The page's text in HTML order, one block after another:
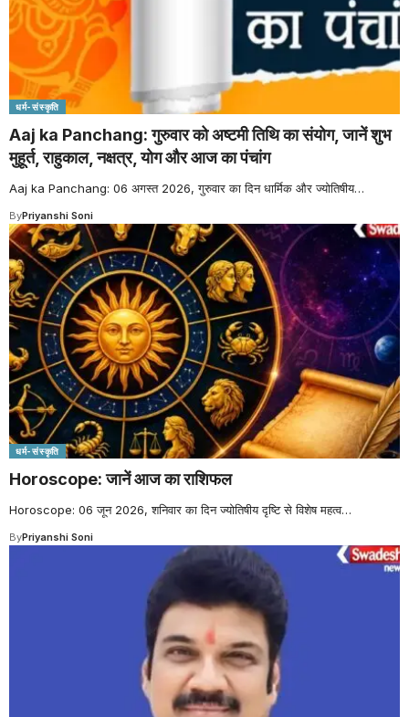
धर्म-संस्कृति
Aaj ka Panchang: गुरुवार को अष्टमी तिथि का संयोग, जानें शुभ
मुहूर्त, राहुकाल, नक्षत्र, योग और आज का पंचांग
Aaj ka Panchang: 06 अगस्त 2026, गुरुवार का दिन धार्मिक और ज्योतिषीय…
ByPriyanshi Soni
धर्म-संस्कृति
Horoscope: जानें आज का राशिफल
Horoscope: 06 जून 2026, शनिवार का दिन ज्योतिषीय दृष्टि से विशेष महत्व…
ByPriyanshi Soni